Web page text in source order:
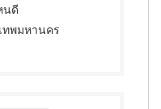
นดี
ทพมหานคร